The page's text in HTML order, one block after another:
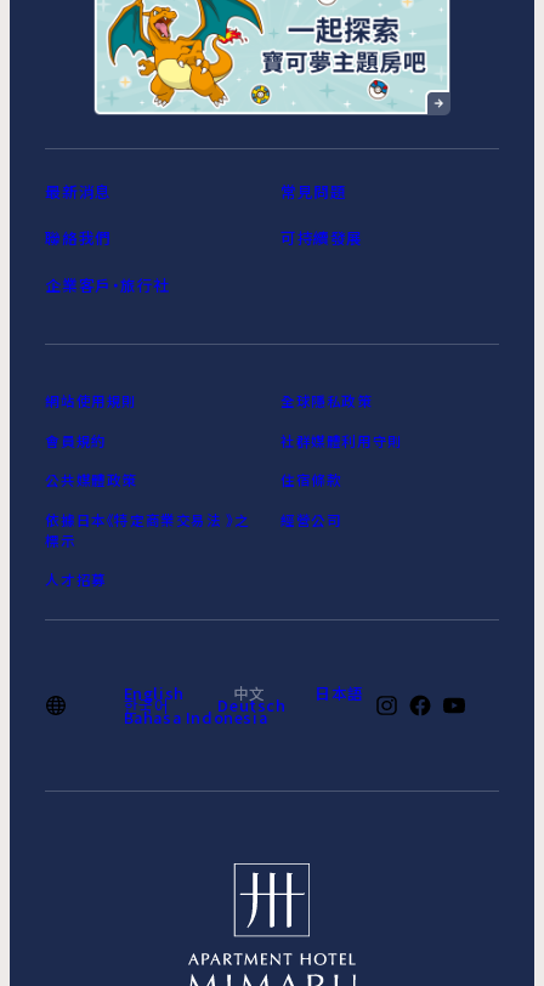
MIMARU東京 浅草STATION
最新消息 常見問題
聯絡我們 可持續發展
企業客戶‧旅行社
網站使用規則 全球隱私政策
會員規約 社群媒體利用守則
公共媒體政策 住宿條款
依據日本《特定商業交易法 》之
標示
經營公司
人才招募
English 中文 日本語
한국어 Deutsch
Bahasa Indonesia